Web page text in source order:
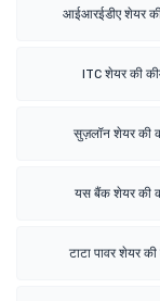
आईआरईडीए शेयर
ITC शेयर की
सुज़लॉन शेयर की
यस बैंक शेयर की
टाटा पावर शेयर